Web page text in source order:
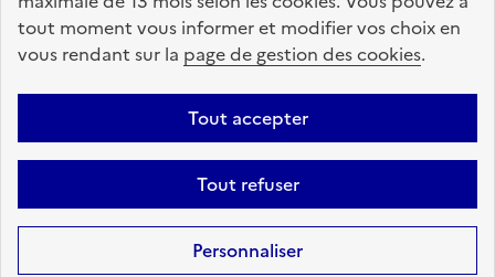
tout moment vous informer et modifier vos choix en
vous rendant sur la page de gestion des cookies.
Tout accepter
Tout refuser
Personnaliser
de vie
Informations sur le site
Plan du site Accessibilité : totalement conforme Mentions légales
Données personnelles CGU Politique des cookies
Aide sur ce site
Sauf mention contraire, tous les contenus de ce site sont sous